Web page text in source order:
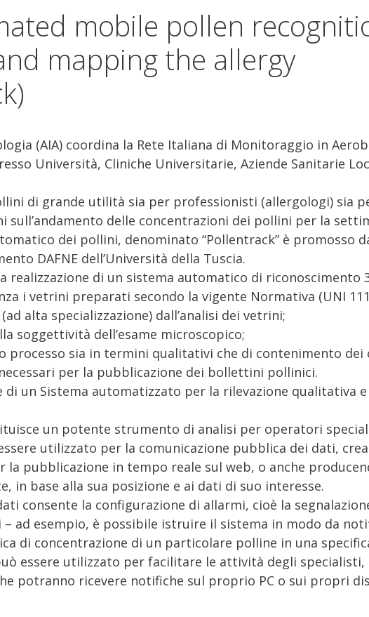
mobile pollen
mapping the allergy
(AIA) coordina la Rete Italiana di Monitoraggio in
Università, Cliniche Universitarie, Aziende Sanitarie
di grande utilità sia per professionisti (allergologi) sia
sull’andamento delle concentrazioni dei pollini per la
dei pollini, denominato “Pollentrack” è promosso
DAFNE dell’Università della Tuscia.
realizzazione di un sistema automatico di riconoscimento
i vetrini preparati secondo la vigente Normativa (UNI
alta specializzazione) dall’analisi dei vetrini;
soggettività dell’esame microscopico;
processo sia in termini qualitativi che di contenimento dei
per la pubblicazione dei bollettini pollinici.
di un Sistema automatizzato per la rilevazione qualitativa
un potente strumento di analisi per operatori
utilizzato per la comunicazione pubblica dei dati,
pubblicazione in tempo reale sul web, o anche
in base alla sua posizione e ai dati di suo interesse.
consente la configurazione di allarmi, cioè la
ad esempio, è possibile istruire il sistema in modo da
di concentrazione di un particolare polline in una
essere utilizzato per facilitare le attività degli
potranno ricevere notifiche sul proprio PC o sui propri